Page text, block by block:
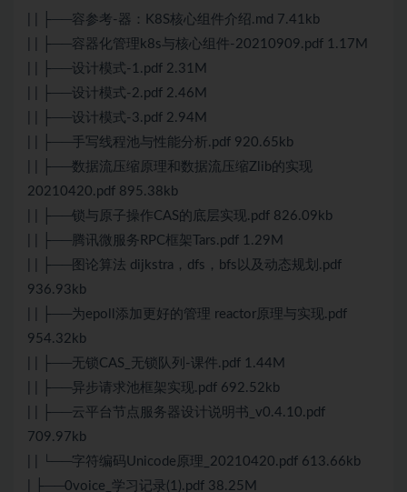
| | ├──容参考-器：K8S核心组件介绍.md 7.41kb
| | ├──容器化管理k8s与核心组件-20210909.pdf 1.17M
| | ├──设计模式-1.pdf 2.31M
| | ├──设计模式-2.pdf 2.46M
| | ├──设计模式-3.pdf 2.94M
| | ├──手写线程池与性能分析.pdf 920.65kb
| | ├──数据流压缩原理和数据流压缩Zlib的实现
20210420.pdf 895.38kb
| | ├──锁与原子操作CAS的底层实现.pdf 826.09kb
| | ├──腾讯微服务RPC框架Tars.pdf 1.29M
| | ├──图论算法 dijkstra，dfs，bfs以及动态规划.pdf
936.93kb
| | ├──为epoll添加更好的管理 reactor原理与实现.pdf
954.32kb
| | ├──无锁CAS_无锁队列-课件.pdf 1.44M
| | ├──异步请求池框架实现.pdf 692.52kb
| | ├──云平台节点服务器设计说明书_v0.4.10.pdf
709.97kb
| | └──字符编码Unicode原理_20210420.pdf 613.66kb
| ├──0voice_学习记录(1).pdf 38.25M